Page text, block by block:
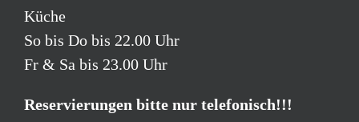
Küche
So bis Do bis 22.00 Uhr
Fr & Sa bis 23.00 Uhr
Reservierungen bitte nur telefonisch!!!